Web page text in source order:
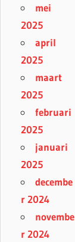
mei
2025
april
2025
maart
2025
februari
2025
januari
2025
decembe
r 2024
novembe
r 2024